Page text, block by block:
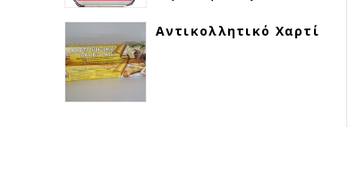
Αντικολλητικό Χαρτί